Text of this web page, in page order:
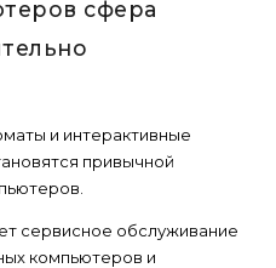
сфера
и интерактивные
привычной
сервисное обслуживание
компьютеров и